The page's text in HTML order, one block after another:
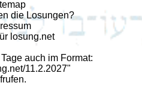
die Losungen?
losung.net
auch im Format:
11.2.2027"